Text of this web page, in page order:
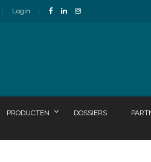
Login
PRODUCTEN DOSSIERS